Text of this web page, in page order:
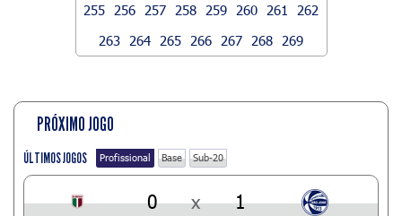
255
256 257 258 259 260 261
262
263
264 265 266 267 268 269
PRÓXIMO JOGO
ÚLTIMOS JOGOS Profissional Base Sub-20
0 x 1